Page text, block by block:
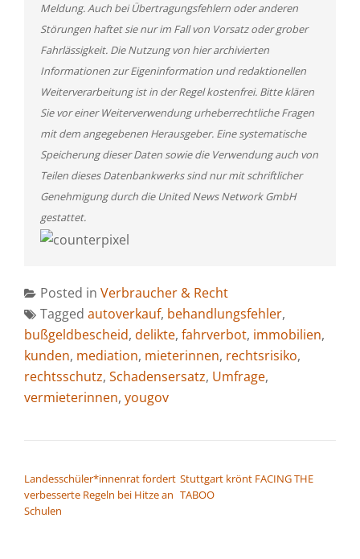
Meldung. Auch bei Übertragungsfehlern oder anderen
Störungen haftet sie nur im Fall von Vorsatz oder grober
Fahrlässigkeit. Die Nutzung von hier archivierten
Informationen zur Eigeninformation und redaktionellen
Weiterverarbeitung ist in der Regel kostenfrei. Bitte klären
Sie vor einer Weiterverwendung urheberrechtliche Fragen
mit dem angegebenen Herausgeber. Eine systematische
Speicherung dieser Daten sowie die Verwendung auch von
Teilen dieses Datenbankwerks sind nur mit schriftlicher
Genehmigung durch die United News Network GmbH
gestattet.
Posted in Verbraucher & Recht
Tagged autoverkauf, behandlungsfehler,
bußgeldbescheid, delikte, fahrverbot, immobilien,
kunden, mediation, mieterinnen, rechtsrisiko,
rechtsschutz, Schadensersatz, Umfrage,
vermieterinnen, yougov
Landesschüler*innenrat fordert
verbesserte Regeln bei Hitze an
Schulen
Stuttgart krönt FACING THE
TABOO